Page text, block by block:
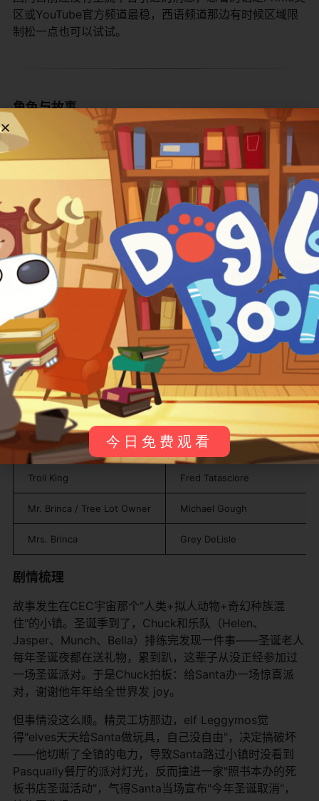
区或YouTube官方频道最稳，西语频道那边有时候区域限
制松一点也可以试试。
角色与故事
主要配音与角色表
配音
Chuck E. Cheese 内森·克雷斯 Nathan Kress
Helen Henny 凯莉·华格伦 Kari Wahlgren
Jasper T. Jowls 诺兰·诺斯 Nolan North
Mr. Munch Fred Tatasciore
Bella Brinca（Bella Bunny） 格蕾·德里斯勒 Grey DeLisle
Pasqually Michael Gough
Santa Claus Fred Tatasciore
Sandy Claus Kari Wahlgren
Leggymos Trevor Devall
Troll King Fred Tatasciore
Mr. Brinca / Tree Lot Owner Michael Gough
Mrs. Brinca Grey DeLisle
剧情梳理
故事发生在CEC宇宙那个"人类+拟人动物+奇幻种族混
住"的小镇。圣诞季到了，Chuck和乐队（Helen、
Jasper、Munch、Bella）排练完发现一件事——圣诞老人
每年圣诞夜都在送礼物，累到趴，这辈子从没正经参加过
一场圣诞派对。于是Chuck拍板：给Santa办一场惊喜派
对，谢谢他年年给全世界发 joy。
但事情没这么顺。精灵工坊那边，elf Leggymos觉
得"elves天天给Santa做玩具，自己没自由"，决定搞破坏
——他切断了全镇的电力，导致Santa路过小镇时没看到
Pasqually餐厅的派对灯光，反而撞进一家"照书本办的死
板书店圣诞活动"，气得Santa当场宣布"今年圣诞取消"，
今日免费观看